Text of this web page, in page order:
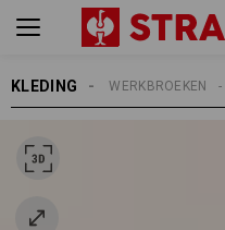
KLEDING WERKBROEKEN
HEREN